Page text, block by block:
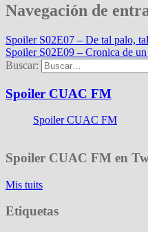
Navegación de
Spoiler S02E07 – De tal palo,
Spoiler S02E09 – Cronica de
Buscar:
Spoiler CUAC FM
Spoiler CUAC FM
Spoiler CUAC FM en
Mis tuits
Etiquetas